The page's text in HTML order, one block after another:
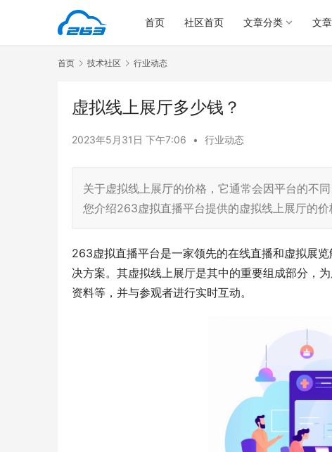
首页 社区首页 文章分类 文
首页 技术社区 行业动态
虚拟线上展厅多少钱？
2023年5月31日 下午7:06 • 行业动态
关于虚拟线上展厅的价格，它通常会因平台的不
您介绍263虚拟直播平台提供的虚拟线上展厅的价
263虚拟直播平台是一家领先的在线直播和虚拟展
决方案。其虚拟线上展厅是其中的重要组成部分，
资料等，并与参观者进行实时互动。